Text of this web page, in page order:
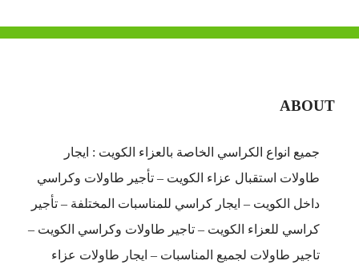
ABOUT
جميع انواع الكراسي الخاصة بالعزاء الكويت : ايجار
طاولات استقبال عزاء الكويت – تأجير طاولات وكراسي
داخل الكويت – ايجار كراسي للمناسبات المختلفة – تأجير
كراسي للعزاء الكويت – تاجير طاولات وكراسي الكويت –
تاجير طاولات لجميع المناسبات – ايجار طاولات عزاء